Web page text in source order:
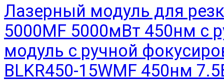
Лазерный модуль для
5000MF 5000мВт 450нм с
модуль с ручной
BLKR450-15WMF 450нм